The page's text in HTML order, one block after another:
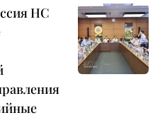
НС